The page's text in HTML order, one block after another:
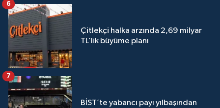
Çitlekçi halka arzında 2,69 milyar
TL’lik büyüme planı
6
BİST’te yabancı payı yılbaşından
7